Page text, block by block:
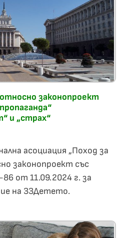
законопроект
и „страх“
асоциация „Поход за
законопроект със
от 11.09.2024 г. за
на ЗЗДетето.